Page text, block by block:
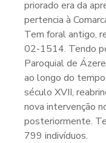
priorado era da
pertencia à
Tem foral antigo,
02-1514. Tendo
Paroquial de
ao longo do
século XVII,
nova intervenção
posteriormente.
799 indivíduos.